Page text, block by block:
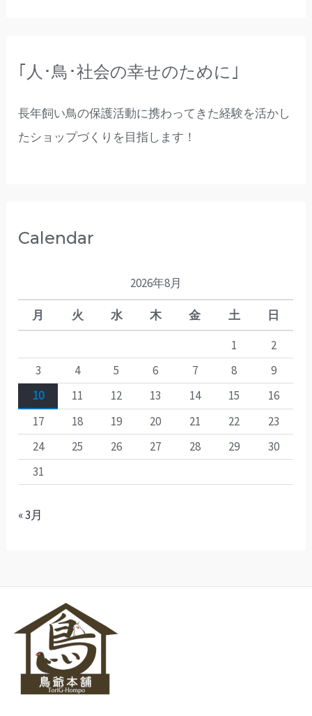
｢人･鳥･社会の幸せのために｣
長年飼い鳥の保護活動に携わってきた経験を活かし
たショップづくりを目指します！
Calendar
2026年8月
月 火 水 木 金 土
日
1
2
3
4 5 6 7 8
9
10
11 12 13 14 15
16
17
18 19 20 21 22
23
24
25 26 27 28 29
30
31
« 3月